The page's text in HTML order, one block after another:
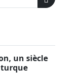
un siècle